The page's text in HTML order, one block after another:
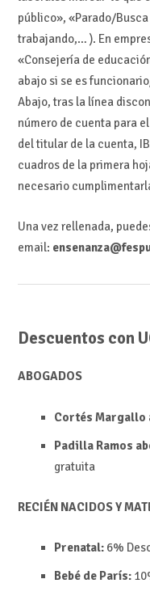
público», «Parado/
trabajando,… ). En
«Consejería de
abajo si se es
Abajo, tras la línea
número de cuenta para
del titular de la cuenta,
cuadros de la primera
necesario
Una vez rellenada,
email:
Descuentos con
ABOGADOS
Cortés Margallo
Padilla Ramos
gratuita
RECIÉN NACIDOS Y
Prenatal: 6%
Bebé de París: